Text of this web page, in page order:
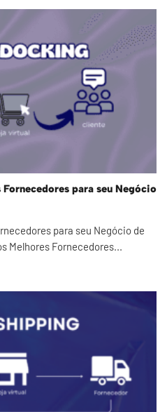
para seu Negócio
para seu Negócio de
Melhores Fornecedores...